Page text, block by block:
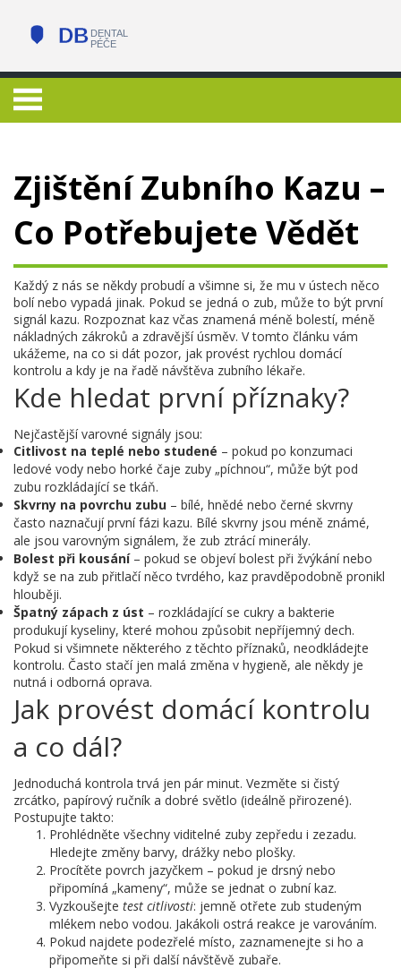
Zjištění Zubního Kazu –
Co Potřebujete Vědět
Každý z nás se někdy probudí a všimne si, že mu v ústech něco
bolí nebo vypadá jinak. Pokud se jedná o zub, může to být první
signál kazu. Rozpoznat kaz včas znamená méně bolestí, méně
nákladných zákroků a zdravější úsměv. V tomto článku vám
ukážeme, na co si dát pozor, jak provést rychlou domácí
kontrolu a kdy je na řadě návštěva zubního lékaře.
Kde hledat první příznaky?
Nejčastější varovné signály jsou:
Citlivost na teplé nebo studené – pokud po konzumaci
ledové vody nebo horké čaje zuby „píchnou“, může být pod
zubu rozkládající se tkáň.
Skvrny na povrchu zubu – bílé, hnědé nebo černé skvrny
často naznačují první fázi kazu. Bílé skvrny jsou méně známé,
ale jsou varovným signálem, že zub ztrácí minerály.
Bolest při kousání– pokud se objeví bolest při žvýkání nebo
když se na zub přitlačí něco tvrdého, kaz pravděpodobně pronikl
hlouběji.
Špatný zápach z úst – rozkládající se cukry a bakterie
produkují kyseliny, které mohou způsobit nepříjemný dech.
Pokud si všimnete některého z těchto příznaků, neodkládejte
kontrolu. Často stačí jen malá změna v hygieně, ale někdy je
nutná i odborná oprava.
Jak provést domácí kontrolu
a co dál?
Jednoduchá kontrola trvá jen pár minut. Vezměte si čistý
zrcátko, papírový ručník a dobré světlo (ideálně přirozené).
Postupujte takto:
Prohlédněte všechny viditelné zuby zepředu i zezadu.
Hledejte změny barvy, drážky nebo plošky.
Procítěte povrch jazyčkem – pokud je drsný nebo
připomíná „kameny“, může se jednat o zubní kaz.
Vyzkoušejte test citlivosti: jemně otřete zub studeným
mlékem nebo vodou. Jakákoli ostrá reakce je varováním.
Pokud najdete podezřelé místo, zaznamenejte si ho a
připomeňte si při další návštěvě zubaře.